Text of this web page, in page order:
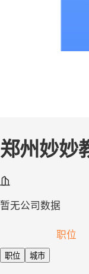
郑州妙妙
暂无公司数据
职位
职位 城市